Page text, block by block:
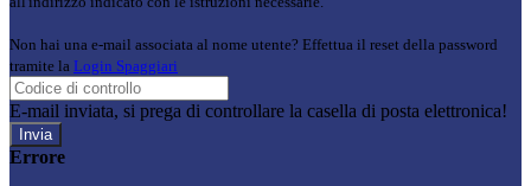
Non hai una e-mail associata al nome utente? Effettua il reset della password
tramite la Login Spaggiari
E-mail inviata, si prega di controllare la casella di posta elettronica!
Errore